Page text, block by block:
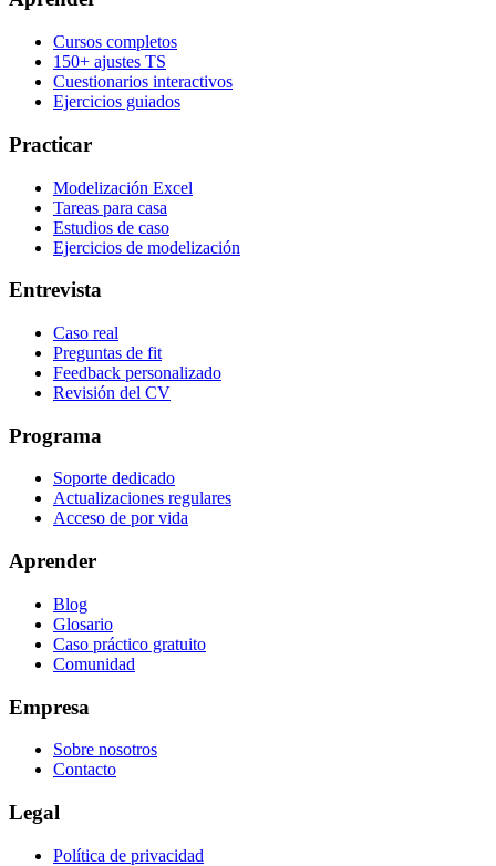
Cursos completos
150+ ajustes TS
Cuestionarios interactivos
Ejercicios guiados
Practicar
Modelización Excel
Tareas para casa
Estudios de caso
Ejercicios de modelización
Entrevista
Caso real
Preguntas de fit
Feedback personalizado
Revisión del CV
Programa
Soporte dedicado
Actualizaciones regulares
Acceso de por vida
Aprender
Blog
Glosario
Caso práctico gratuito
Comunidad
Empresa
Sobre nosotros
Contacto
Legal
Política de privacidad